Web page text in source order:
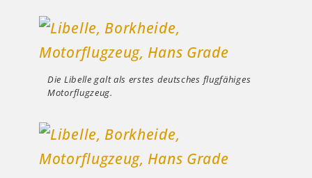
Die Libelle galt als erstes deutsches flugfähiges
Motorflugzeug.